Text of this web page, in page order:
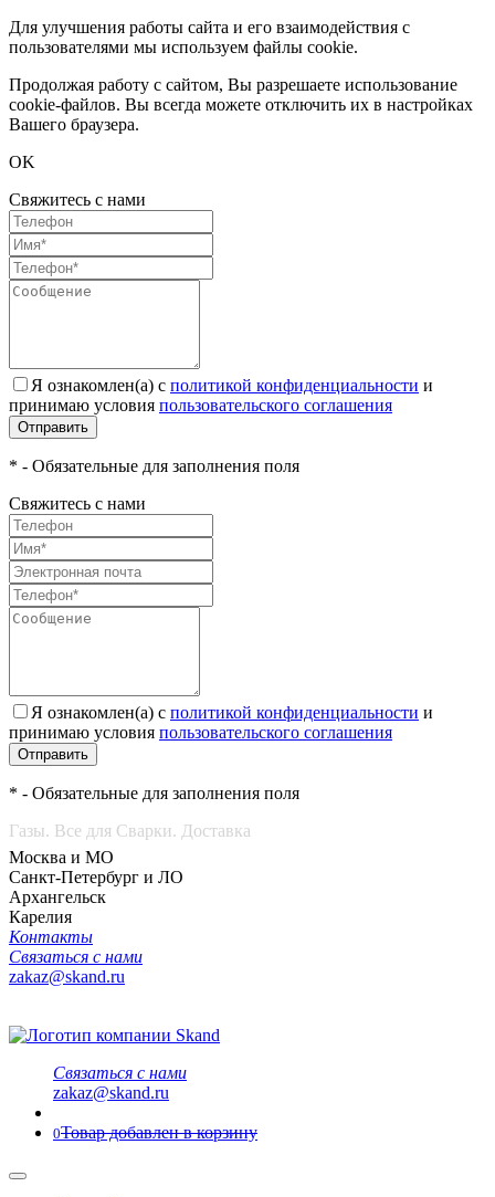
Для улучшения работы сайта и его взаимодействия с
пользователями мы используем файлы cookie.
Продолжая работу с сайтом, Вы разрешаете использование
cookie-файлов. Вы всегда можете отключить их в настройках
Вашего браузера.
OK
Свяжитесь с нами
Я ознакомлен(а) с политикой конфиденциальности и
принимаю условия пользовательского соглашения
Отправить
* - Обязательные для заполнения поля
Свяжитесь с нами
Я ознакомлен(а) с политикой конфиденциальности и
принимаю условия пользовательского соглашения
Отправить
* - Обязательные для заполнения поля
Газы. Все для Сварки. Доставка
Москва и МО
Санкт-Петербург и ЛО
Архангельск
Карелия
Контакты
Связаться с нами
zakaz@skand.ru
Связаться с нами
zakaz@skand.ru
0Товар добавлен в корзину